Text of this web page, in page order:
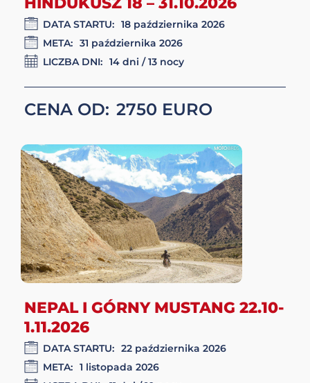
LICZBA DNI:
11 dni / 10 nocy
CENA OD: 3650
PÓŁNOCNY PAKISTAN:
KARAKORUM, HIMALAJE I
HINDUKUSZ 18 – 31.10.2026
DATA STARTU:
18 października 2026
META: 31 października 2026
LICZBA DNI: 14 dni / 13 nocy